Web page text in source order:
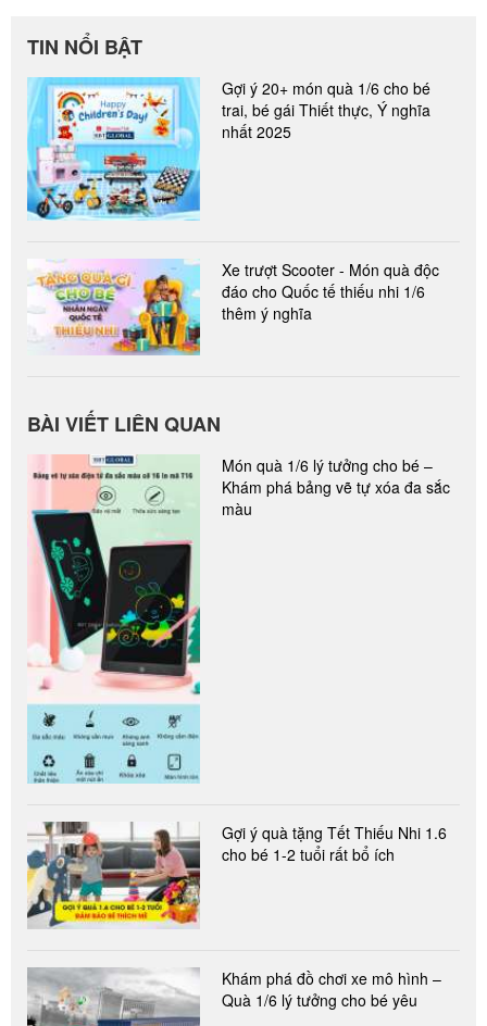
TIN NỔI BẬT
Gợi ý 20+ món quà 1/6 cho bé
trai, bé gái Thiết thực, Ý nghĩa
nhất 2025
Xe trượt Scooter - Món quà độc
đáo cho Quốc tế thiếu nhi 1/6
thêm ý nghĩa
BÀI VIẾT LIÊN QUAN
Món quà 1/6 lý tưởng cho bé –
Khám phá bảng vẽ tự xóa đa sắc
màu
Gợi ý quà tặng Tết Thiếu Nhi 1.6
cho bé 1-2 tuổi rất bổ ích
Khám phá đồ chơi xe mô hình –
Quà 1/6 lý tưởng cho bé yêu